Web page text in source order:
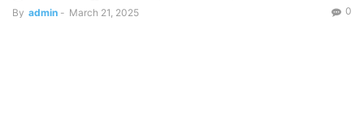
By admin - March 21, 2025 0